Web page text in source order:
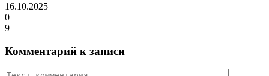
16.10.2025
0
9
Комментарий к записи